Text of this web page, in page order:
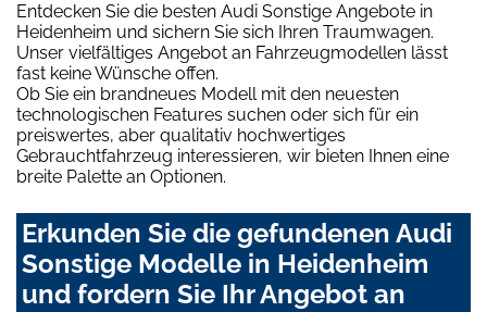
Entdecken Sie die besten Audi Sonstige Angebote in
Heidenheim und sichern Sie sich Ihren Traumwagen.
Unser vielfältiges Angebot an Fahrzeugmodellen lässt
fast keine Wünsche offen.
Ob Sie ein brandneues Modell mit den neuesten
technologischen Features suchen oder sich für ein
preiswertes, aber qualitativ hochwertiges
Gebrauchtfahrzeug interessieren, wir bieten Ihnen eine
breite Palette an Optionen.
Erkunden Sie die gefundenen Audi
Sonstige Modelle in Heidenheim
und fordern Sie Ihr Angebot an